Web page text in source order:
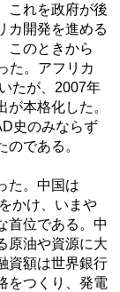
これを政府が後
カ開発を進める
このときから
た。アフリカ
たが、2007年
本格化した。
史のみならず
である。
た。中国は
かけ、いまや
首位である。中
原油や資源に大
資額は世界銀行
をつくり、発電